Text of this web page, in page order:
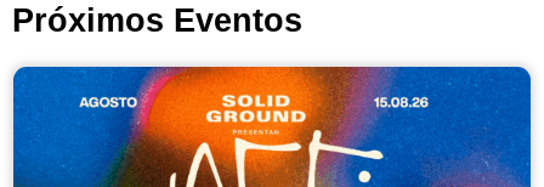
Próximos Eventos